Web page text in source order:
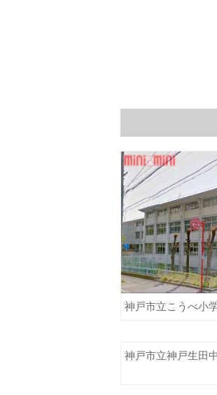
神戸市立こうべ小
神戸市立神戸生田